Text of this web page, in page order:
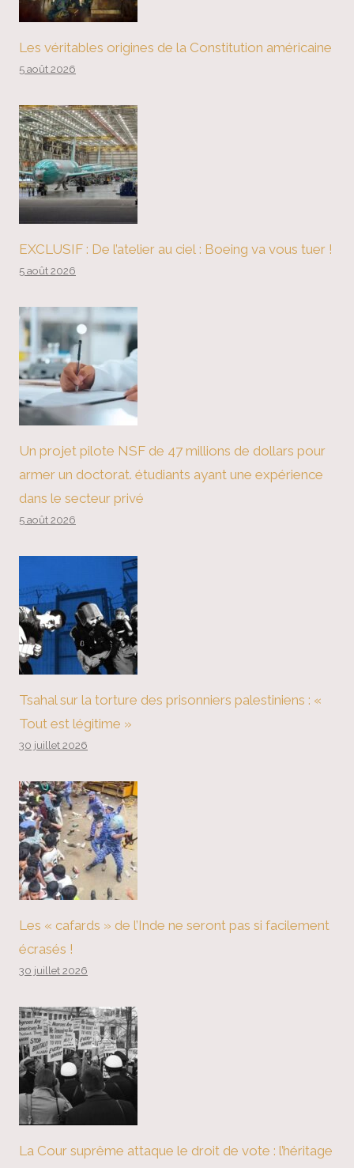
Les véritables origines de la Constitution américaine
5 août 2026
EXCLUSIF : De l’atelier au ciel : Boeing va vous tuer !
5 août 2026
Un projet pilote NSF de 47 millions de dollars pour
armer un doctorat. étudiants ayant une expérience
dans le secteur privé
5 août 2026
Tsahal sur la torture des prisonniers palestiniens : «
Tout est légitime »
30 juillet 2026
Les « cafards » de l’Inde ne seront pas si facilement
écrasés !
30 juillet 2026
La Cour suprême attaque le droit de vote : l’héritage